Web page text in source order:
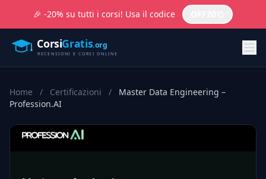
🎉 -20% su tutti i corsi! Usa il codice
Home / Certificazioni /
Master Data Engineering –
Profession.AI